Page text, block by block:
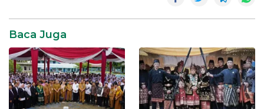
Baca Juga